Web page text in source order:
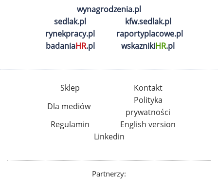
wynagrodzenia.pl
sedlak.pl
kfw.sedlak.pl
rynekpracy.pl
raportyplacowe.pl
badaniaHR.pl wskaznikiHR.pl
Sklep
Kontakt
Dla mediów
Polityka
prywatności
Regulamin
English version
Linkedin
Partnerzy: